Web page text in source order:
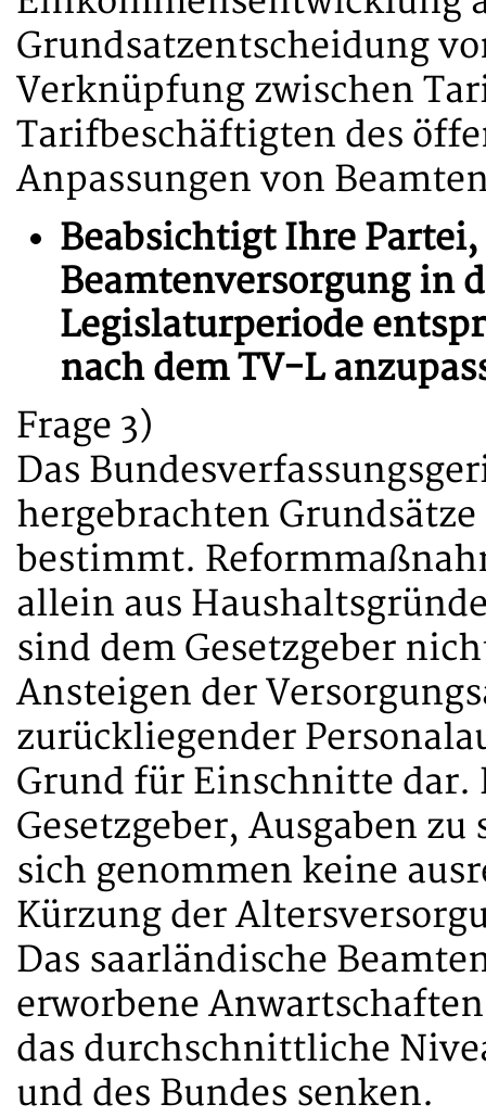
Grundsatzentscheidung
Verknüpfung zwischen
Tarifbeschäftigten des
Anpassungen von
Beabsichtigt Ihre
Beamtenversorgung in
Legislaturperiode
nach dem TV-L
Frage 3)
Das
hergebrachten
bestimmt.
allein aus
sind dem Gesetzgeber
Ansteigen der
zurückliegender
Grund für Einschnitte dar.
Gesetzgeber, Ausgaben
sich genommen keine
Kürzung der
Das saarländische
erworbene
das durchschnittliche
und des Bundes senken.